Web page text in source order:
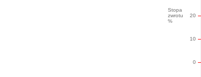
Stopa
zwrotu
%
0
10
20